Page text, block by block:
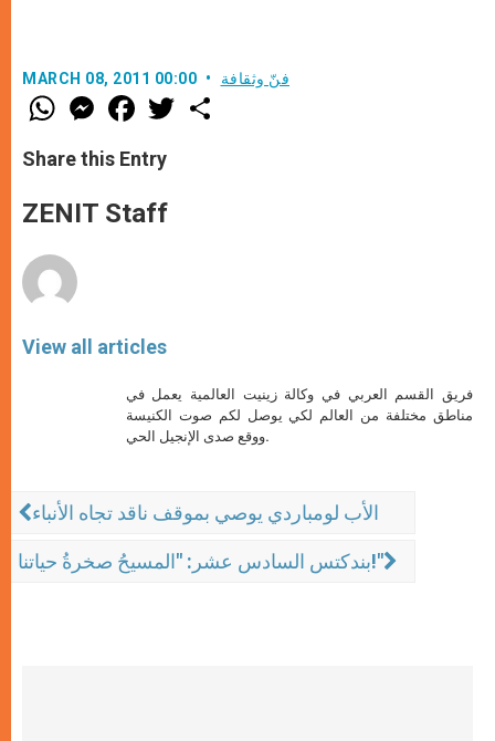
MARCH 08, 2011 00:00 فنّ وثقافة
W
h
t
s
p
p
M
e
s
e
g
e
F
a
e
b
o
k
w
Share this Entry
ZENIT Staff
View all articles
فريق القسم العربي في وكالة زينيت العالمية يعمل في
مناطق مختلفة من العالم لكي يوصل لكم صوت الكنيسة
ووقع صدى الإنجيل الحي.
الأب لومباردي يوصي بموقف ناقد تجاه الأنباء
بندكتس السادس عشر: "المسيحُ صخرةُ حياتنا!"